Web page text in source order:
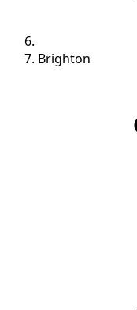
Brighton